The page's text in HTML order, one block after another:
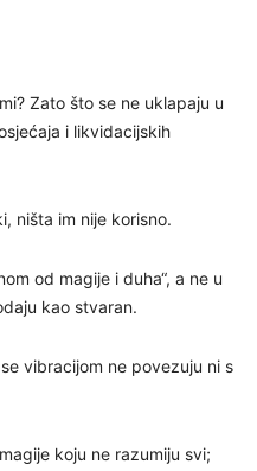
Zato što se ne uklapaju u
i likvidacijskih
ništa im nije korisno.
od magije i duha“, a ne u
kao stvaran.
vibracijom ne povezuju ni s
koju ne razumiju svi;